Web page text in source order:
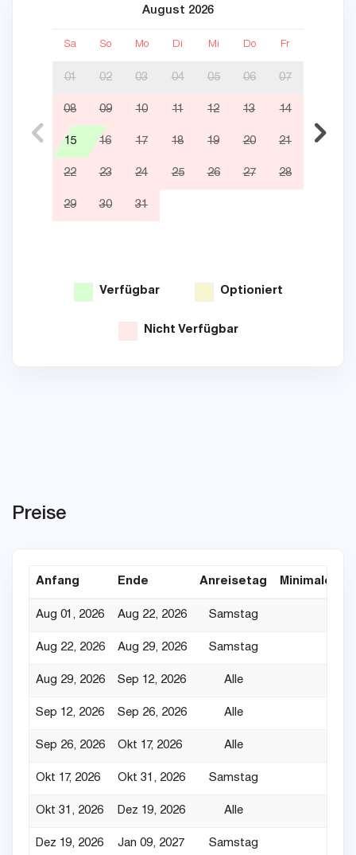
August 2026
Sa So Mo Di Mi Do Fr
01 02 03 04 05 06 07
08 09 10 11 12 13 14
15 16 17 18 19 20 21
22 23 24 25 26 27 28
29 30 31
Verfügbar Optioniert
Nicht Verfügbar
Preise
Anfang Ende Anreisetag Minimaler
Aug 01, 2026 Aug 22, 2026 Samstag
Aug 22, 2026 Aug 29, 2026 Samstag
Aug 29, 2026 Sep 12, 2026 Alle
Sep 12, 2026 Sep 26, 2026 Alle
Sep 26, 2026 Okt 17, 2026 Alle
Okt 17, 2026 Okt 31, 2026 Samstag
Okt 31, 2026 Dez 19, 2026 Alle
Dez 19, 2026 Jan 09, 2027 Samstag